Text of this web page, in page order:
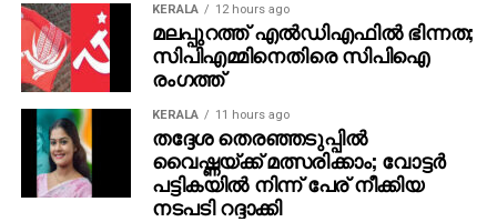
KERALA 12 hours ago
മലപ്പുറത്ത് എല്‍ഡിഎഫില്‍ ഭിന്നത;
സിപിഎമ്മിനെതിരെ സിപിഐ
രംഗത്ത്
KERALA 11 hours ago
തദ്ദേശ തെരഞ്ഞടുപ്പില്‍
വൈഷ്ണയ്ക്ക് മത്സരിക്കാം; വോട്ടര്‍
പട്ടികയില്‍ നിന്ന് പേര് നീക്കിയ
നടപടി റദ്ദാക്കി